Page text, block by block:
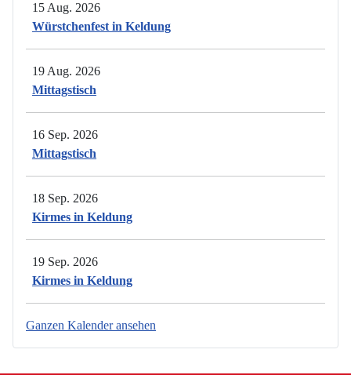
15 Aug. 2026
Würstchenfest in Keldung
19 Aug. 2026
Mittagstisch
16 Sep. 2026
Mittagstisch
18 Sep. 2026
Kirmes in Keldung
19 Sep. 2026
Kirmes in Keldung
Ganzen Kalender ansehen